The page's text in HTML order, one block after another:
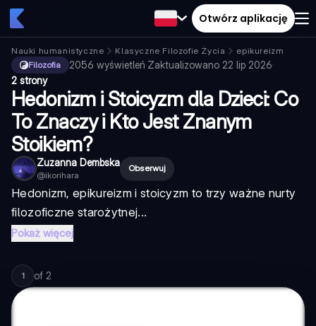
Otwórz aplikację
Nauki humanistyczne Klasyczne Filozofie Życia
epikureizm
Filozofia
2056 wyświetleń·Zaktualizowano 22 lip 2026·
2 strony
Hedonizm i Stoicyzm dla Dzieci: Co
To Znaczy i Kto Jest Znanym
Stoikiem?
Zuzanna Dembska
@ikorihara
Obserwuj
Hedonizm, epikureizm i stoicyzm to trzy ważne nurty
filozoficzne starożytnej...
Pokaż więcej
1 of 2